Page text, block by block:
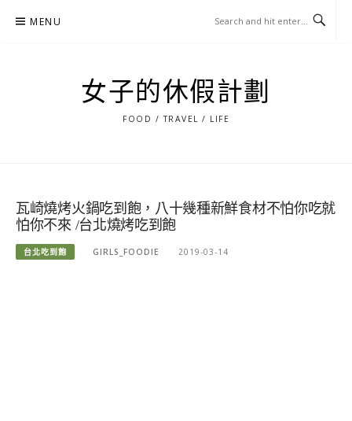
MENU
女子的休假計劃
FOOD / TRAVEL / LIFE
瓦崎燒烤火鍋吃到飽，八十幾種新鮮食材不怕你吃就
怕你不來 /台北燒烤吃到飽
台北吃到飽 GIRLS_FOODIE 2019-03-14